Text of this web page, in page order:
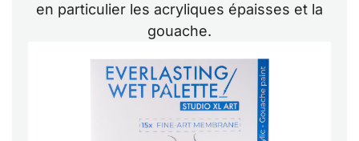
en particulier les acryliques épaisses et la
gouache.